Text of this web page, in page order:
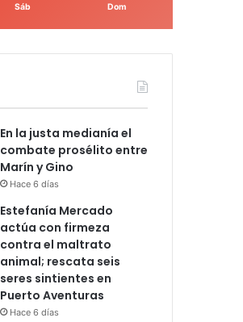
Sáb Dom
En la justa medianía el
combate prosélito entre
Marín y Gino
Hace 6 días
Estefanía Mercado
actúa con firmeza
contra el maltrato
animal; rescata seis
seres sintientes en
Puerto Aventuras
Hace 6 días